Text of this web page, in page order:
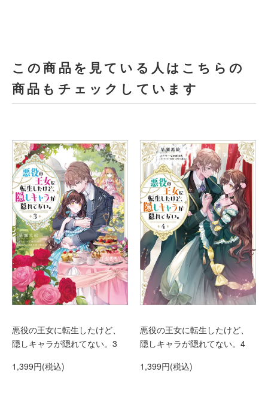
この商品を見ている人はこちらの
商品もチェックしています
悪役の王女に転生したけど、
隠しキャラが隠れてない。3
1,399円(税込)
悪役の王女に転生したけど、
隠しキャラが隠れてない。4
1,399円(税込)